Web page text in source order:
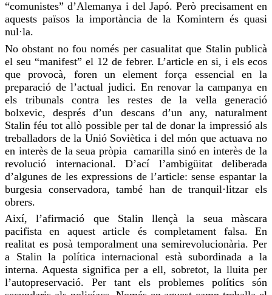
“comunistes” d’Alemanya i del Japó. Però precisament en
aquests països la importància de la Komintern és quasi
nul·la.
No obstant no fou només per casualitat que Stalin publicà
el seu “manifest” el 12 de febrer. L’article en si, i els ecos
que provocà, foren un elementforça essencial en la
preparació de l’actual judici. En renovar la campanya en
els tribunals contra les restes de la vella generació
bolxevic, després d’un descans d’un any, naturalment
Stalin féu tot allò possible per tal de donar la impressió als
treballadors de la Unió Soviètica i del món que actuava no
en interès de la seua pròpia camarilla sinó en interès de la
revolució internacional. D’ací l’ambigüitat deliberada
d’algunes de les expressions de l’article: sense espantar la
burgesia conservadora, també han de tranquil·litzar els
obrers.
Així, l’afirmació que Stalin llençà la seua màscara
pacifista en aquest article és completament falsa. En
realitat es posà temporalment unasemirevolucionària. Per
a Stalin la política internacional està subordinada a la
interna. Aquesta significa per a ell, sobretot, la lluita per
l’autopreservació. Per tant els problemes polítics són